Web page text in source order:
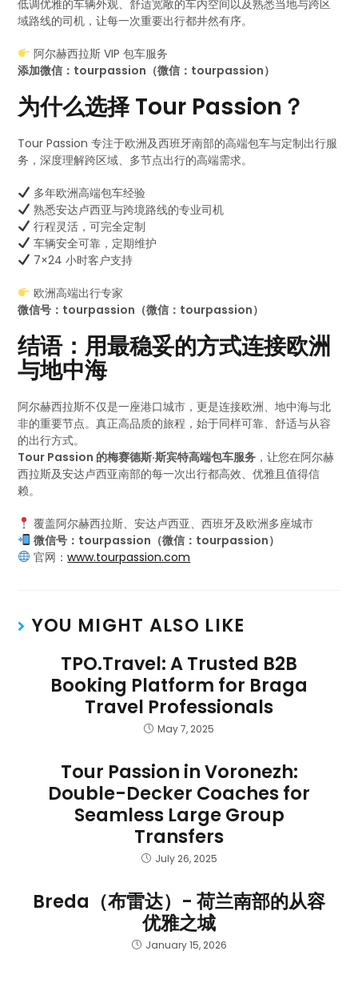
低调优雅的车辆外观、舒适宽敞的车内空间以及熟悉当地与跨区
域路线的司机，让每一次重要出行都井然有序。
阿尔赫西拉斯 VIP 包车服务
添加微信：tourpassion（微信：tourpassion）
为什么选择 Tour Passion？
Tour Passion 专注于欧洲及西班牙南部的高端包车与定制出行服
务，深度理解跨区域、多节点出行的高端需求。
多年欧洲高端包车经验
熟悉安达卢西亚与跨境路线的专业司机
行程灵活，可完全定制
车辆安全可靠，定期维护
7×24 小时客户支持
欧洲高端出行专家
微信号：tourpassion（微信：tourpassion）
结语：用最稳妥的方式连接欧洲
与地中海
阿尔赫西拉斯不仅是一座港口城市，更是连接欧洲、地中海与北
非的重要节点。真正高品质的旅程，始于同样可靠、舒适与从容
的出行方式。
Tour Passion 的梅赛德斯·斯宾特高端包车服务 ，让您在阿尔赫
西拉斯及安达卢西亚南部的每一次出行都高效、优雅且值得信
赖。
覆盖阿尔赫西拉斯、安达卢西亚、西班牙及欧洲多座城市
微信号：tourpassion（微信：tourpassion）
官网：www.tourpassion.com
YOU MIGHT ALSO LIKE
TPO.Travel: A Trusted B2B
Booking Platform for Braga
Travel Professionals
May 7, 2025
Tour Passion in Voronezh:
Double-Decker Coaches for
Seamless Large Group
Transfers
July 26, 2025
Breda（布雷达）- 荷兰南部的从容
优雅之城
January 15, 2026